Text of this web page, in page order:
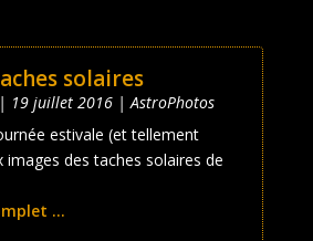
solaires
19 juillet 2016|AstroPhotos
estivale (et tellement
images des taches solaires de
...